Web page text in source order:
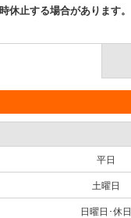
休止する場合があります。
平日
土曜日
日曜日･休日